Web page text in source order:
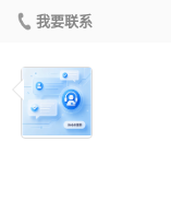
我要联系